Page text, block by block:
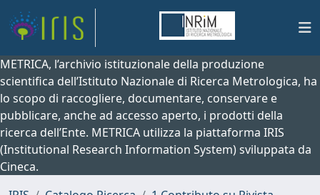
METRICA, l’archivio istituzionale della produzione
scientifica dell’Istituto Nazionale di Ricerca Metrologica, ha
lo scopo di raccogliere, documentare, conservare e
pubblicare, anche ad accesso aperto, i prodotti della
ricerca dell’Ente. METRICA utilizza la piattaforma IRIS
(Institutional Research Information System) sviluppata da
Cineca.